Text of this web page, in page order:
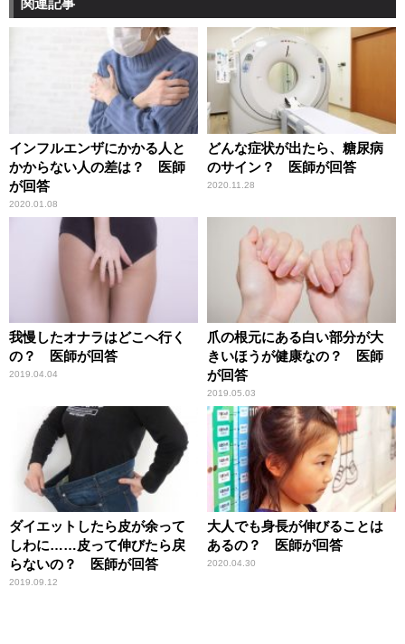
関連記事
インフルエンザにかかる人と
かからない人の差は？ 医師
が回答
2020.01.08
どんな症状が出たら、糖尿病
のサイン？ 医師が回答
2020.11.28
我慢したオナラはどこへ行く
の？ 医師が回答
2019.04.04
爪の根元にある白い部分が大
きいほうが健康なの？ 医師
が回答
2019.05.03
ダイエットしたら皮が余って
しわに……皮って伸びたら戻
らないの？ 医師が回答
2019.09.12
大人でも身長が伸びることは
あるの？ 医師が回答
2020.04.30